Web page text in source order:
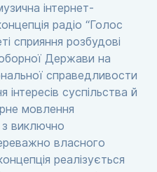
інтернет-
радіо “Голос
сприяння розбудові
Держави на
справедливости
суспільства й
мовлення
з виключно
власного
реалізується